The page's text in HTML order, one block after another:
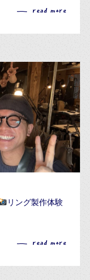
read more
リング製作体験
read more